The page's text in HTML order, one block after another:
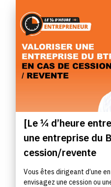
[Le ¼ d’heure
une entreprise du
cession/revente
Vous êtes dirigeant d’une
envisagez une cession ou